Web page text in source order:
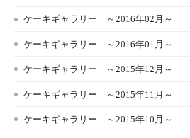
ケーキギャラリー ～2016年02月～
ケーキギャラリー ～2016年01月～
ケーキギャラリー ～2015年12月～
ケーキギャラリー ～2015年11月～
ケーキギャラリー ～2015年10月～